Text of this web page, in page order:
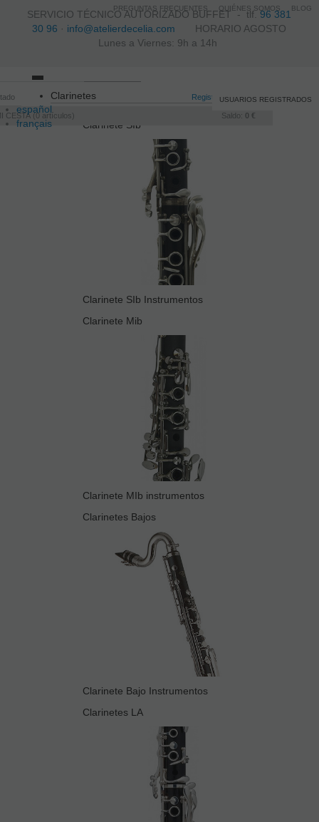
SERVICIO TÉCNICO AUTORIZADO BUFFET -tlf.96 381
30 96 · info@atelierdecelia.com HORARIO AGOSTO
Lunes a Viernes: 9h a 14h
español
français
Registro /Iniciar sesión
CESTA 0 artículos Saldo: 0 €
USUARIOS REGISTRADOS
navigation
Clarinetes
Clarinete SIb
Clarinete SIb Instrumentos
Clarinete Mib
Clarinete MIb instrumentos
Clarinetes Bajos
Clarinete Bajo Instrumentos
Clarinetes LA
PREGUNTAS FRECUENTES QUIÉNES SOMOS BLOG